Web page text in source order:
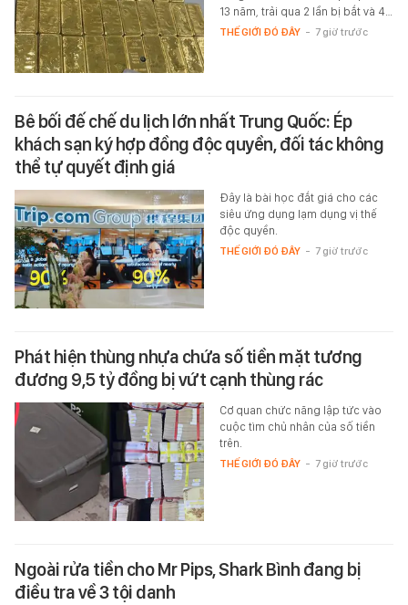
13 năm, trải qua 2 lần bị bắt và 4…
THẾ GIỚI ĐÓ ĐÂY - 7 giờ trước
Bê bối đế chế du lịch lớn nhất Trung Quốc: Ép
khách sạn ký hợp đồng độc quyền, đối tác không
thể tự quyết định giá
Đây là bài học đắt giá cho các
siêu ứng dụng lạm dụng vị thế
độc quyền.
THẾ GIỚI ĐÓ ĐÂY - 7 giờ trước
Phát hiện thùng nhựa chứa số tiền mặt tương
đương 9,5 tỷ đồng bị vứt cạnh thùng rác
Cơ quan chức năng lập tức vào
cuộc tìm chủ nhân của số tiền
trên.
THẾ GIỚI ĐÓ ĐÂY - 7 giờ trước
Ngoài rửa tiền cho Mr Pips, Shark Bình đang bị
điều tra về 3 tội danh